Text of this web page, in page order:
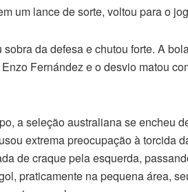
um lance de sorte, voltou para o
da defesa e chutou forte. A
Fernández e o desvio matou
a seleção australiana se encheu
extrema preocupação à torcida
de craque pela esquerda,
praticamente na pequena área,